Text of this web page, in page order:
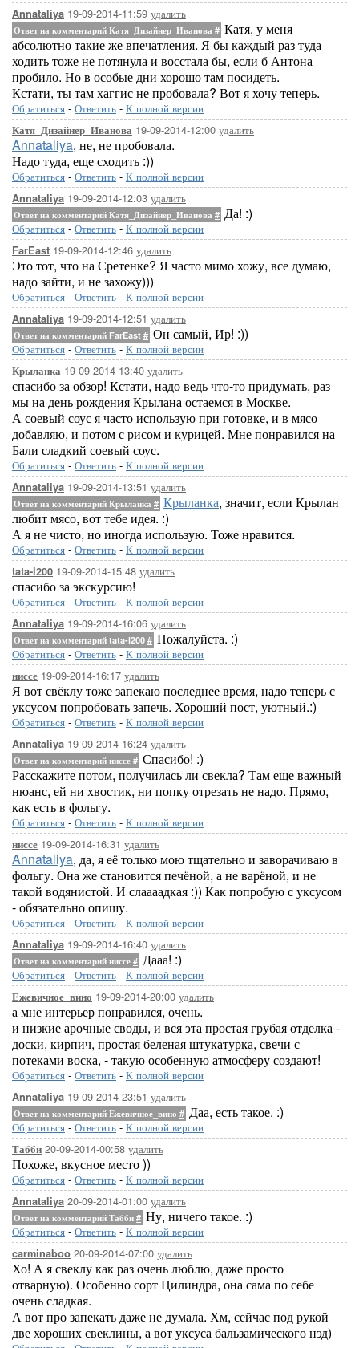
Annataliya 19-09-2014-11:59 удалить
Ответ на комментарий Катя_Дизайнер_Иванова # Катя, у меня
абсолютно такие же впечатления. Я бы каждый раз туда
ходить тоже не потянула и восстала бы, если б Антона
пробило. Но в особые дни хорошо там посидеть.
Кстати, ты там хаггис не пробовала? Вот я хочу теперь.
Обратиться - Ответить - К полной версии
Катя_Дизайнер_Иванова 19-09-2014-12:00 удалить
Annataliya, не, не пробовала.
Надо туда, еще сходить :))
Обратиться - Ответить - К полной версии
Annataliya 19-09-2014-12:03 удалить
Ответ на комментарий Катя_Дизайнер_Иванова # Да! :)
Обратиться - Ответить - К полной версии
FarEast 19-09-2014-12:46 удалить
Это тот, что на Сретенке? Я часто мимо хожу, все думаю,
надо зайти, и не захожу)))
Обратиться - Ответить - К полной версии
Annataliya 19-09-2014-12:51 удалить
Ответ на комментарий FarEast # Он самый, Ир! :))
Обратиться - Ответить - К полной версии
Крыланка 19-09-2014-13:40 удалить
спасибо за обзор! Кстати, надо ведь что-то придумать, раз
мы на день рождения Крылана остаемся в Москве.
А соевый соус я часто использую при готовке, и в мясо
добавляю, и потом с рисом и курицей. Мне понравился на
Бали сладкий соевый соус.
Обратиться - Ответить - К полной версии
Annataliya 19-09-2014-13:51 удалить
Ответ на комментарий Крыланка # Крыланка, значит, если Крылан
любит мясо, вот тебе идея. :)
А я не чисто, но иногда использую. Тоже нравится.
Обратиться - Ответить - К полной версии
tata-l200 19-09-2014-15:48 удалить
спасибо за экскурсию!
Обратиться - Ответить - К полной версии
Annataliya 19-09-2014-16:06 удалить
Ответ на комментарий tata-l200 # Пожалуйста. :)
Обратиться - Ответить - К полной версии
ниссе 19-09-2014-16:17 удалить
Я вот свёклу тоже запекаю последнее время, надо теперь с
уксусом попробовать запечь. Хороший пост, уютный.:)
Обратиться - Ответить - К полной версии
Annataliya 19-09-2014-16:24 удалить
Ответ на комментарий ниссе # Спасибо! :)
Расскажите потом, получилась ли свекла? Там еще важный
нюанс, ей ни хвостик, ни попку отрезать не надо. Прямо,
как есть в фольгу.
Обратиться - Ответить - К полной версии
ниссе 19-09-2014-16:31 удалить
Annataliya, да, я её только мою тщательно и заворачиваю в
фольгу. Она же становится печёной, а не варёной, и не
такой водянистой. И слаааадкая :)) Как попробую с уксусом
- обязательно опишу.
Обратиться - Ответить - К полной версии
Annataliya 19-09-2014-16:40 удалить
Ответ на комментарий ниссе # Дааа! :)
Обратиться - Ответить - К полной версии
Ежевичное_вино 19-09-2014-20:00 удалить
а мне интерьер понравился, очень.
и низкие арочные своды, и вся эта простая грубая отделка -
доски, кирпич, простая беленая штукатурка, свечи с
потеками воска, - такую особенную атмосферу создают!
Обратиться - Ответить - К полной версии
Annataliya 19-09-2014-23:51 удалить
Ответ на комментарий Ежевичное_вино # Даа, есть такое. :)
Обратиться - Ответить - К полной версии
Табби 20-09-2014-00:58 удалить
Похоже, вкусное место ))
Обратиться - Ответить - К полной версии
Annataliya 20-09-2014-01:00 удалить
Ответ на комментарий Табби # Ну, ничего такое. :)
Обратиться - Ответить - К полной версии
carminaboo 20-09-2014-07:00 удалить
Хо! А я свеклу как раз очень люблю, даже просто
отварную). Особенно сорт Цилиндра, она сама по себе
очень сладкая.
А вот про запекать даже не думала. Хм, сейчас под рукой
две хороших свеклины, а вот уксуса бальзамического нэд)